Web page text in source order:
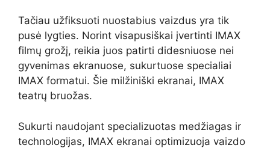
Tačiau užfiksuoti nuostabius vaizdus yra tik
pusė lygties. Norint visapusiškai įvertinti IMAX
filmų grožį, reikia juos patirti didesniuose nei
gyvenimas ekranuose, sukurtuose specialiai
IMAX formatui. Šie milžiniški ekranai, IMAX
teatrų bruožas.
Sukurti naudojant specializuotas medžiagas ir
technologijas, IMAX ekranai optimizuoja vaizdo